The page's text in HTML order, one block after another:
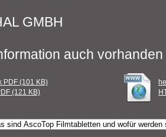
GMBH
auch vorhanden
PDF (101 KB)
(121 KB)